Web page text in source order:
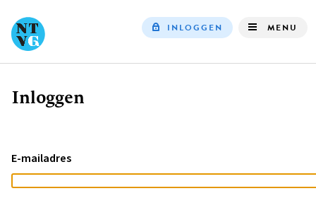
INLOGGEN MENU
Kruimelpad
Inloggen
E-mailadres